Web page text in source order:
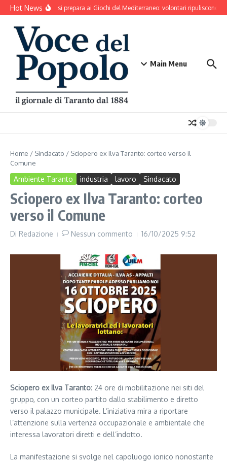
Salta al contenuto
Hot NewsTaranto si prepara ai Giochi del Mediterraneo: volontari ripuliscono
Main Menu
Home / Sindacato / Sciopero ex Ilva Taranto: corteo verso il
Comune
Ambiente Taranto industria lavoro Sindacato
Sciopero ex Ilva Taranto: corteo
verso il Comune
Di Redazione Nessun commento 16/10/2025 9:52
Sciopero ex Ilva Taranto: 24 ore di mobilitazione nei siti del
gruppo, con un corteo partito dallo stabilimento e diretto
verso il palazzo municipale. L’iniziativa mira a riportare
l’attenzione sulla vertenza occupazionale e ambientale che
interessa lavoratori diretti e dell’indotto.
La manifestazione si svolge nel capoluogo ionico nonostante